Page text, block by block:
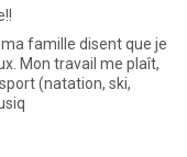
ma famille disent que je
Mon travail me plaît,
(natation, ski,